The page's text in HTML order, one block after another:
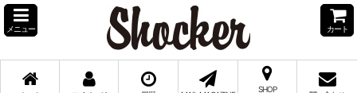
メニュー カート
SHOP